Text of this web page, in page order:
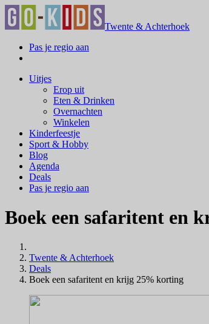
Twente & Achterhoek
Pas je regio aan
Uitjes
Erop uit
Eten & Drinken
Overnachten
Winkelen
Kinderfeestje
Sport & Hobby
Blog
Agenda
Deals
Pas je regio aan
Boek een safaritent en
Twente & Achterhoek
Deals
Boek een safaritent en krijg 25% korting